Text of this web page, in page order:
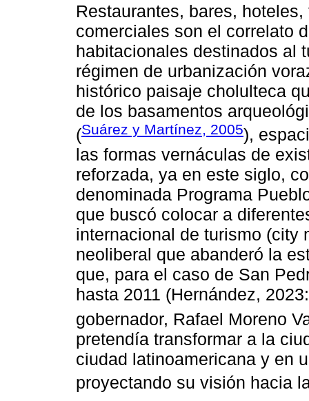
Restaurantes, bares,
comerciales son el correlato
habitacionales destinados al
régimen de urbanización
histórico paisaje cholulteca
de los basamentos
(Suárez y Martínez, 2005),
las formas vernáculas de
reforzada, ya en este siglo,
denominada Programa
que buscó colocar a
internacional de turismo (city
neoliberal que abanderó la
que, para el caso de San
hasta 2011 (Hernández,
gobernador, Rafael Moreno
pretendía transformar a la
ciudad latinoamericana y en
proyectando su visión hacia